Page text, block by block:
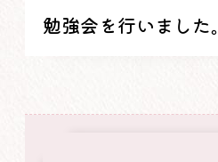
勉強会を行いました。